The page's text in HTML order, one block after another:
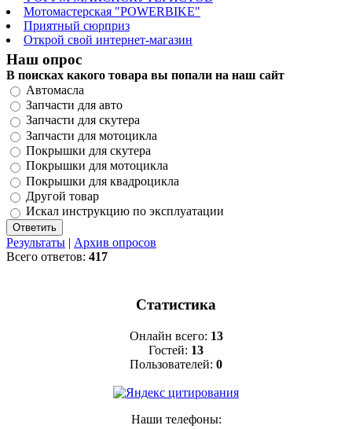
Мотомастерская "POWERBIKE"
Приятный сюрприз
Открой свой интернет-магазин
Наш опрос
В поисках какого товара вы попали на наш сайт
Автомасла
Запчасти для авто
Запчасти для скутера
Запчасти для мотоцикла
Покрышки для скутера
Покрышки для мотоцикла
Покрышки для квадроцикла
Другой товар
Искал инструкцию по эксплуатации
Результаты | Архив опросов
Всего ответов: 417
Статистика
Онлайн всего: 13
Гостей: 13
Пользователей: 0
Наши телефоны: